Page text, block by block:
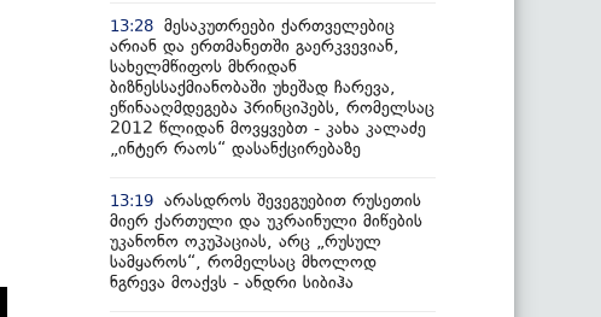
13:28 მესაკუთრეები ქართველებიც
არიან და ერთმანეთში გაერკვევიან,
სახელმწიფოს მხრიდან
ბიზნესსაქმიანობაში უხეშად ჩარევა,
ეწინააღმდეგება პრინციპებს, რომელსაც
2012 წლიდან მოვყვებთ - კახა კალაძე
„ინტერ რაოს“ დასანქცირებაზე
13:19 არასდროს შევეგუებით რუსეთის
მიერ ქართული და უკრაინული მიწების
უკანონო ოკუპაციას, არც „რუსულ
სამყაროს“, რომელსაც მხოლოდ
ნგრევა მოაქვს - ანდრი სიბიჰა